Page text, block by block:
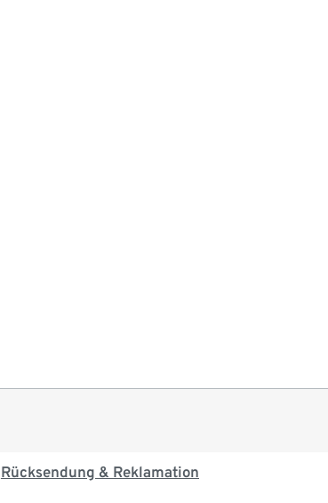
Rücksendung & Reklamation